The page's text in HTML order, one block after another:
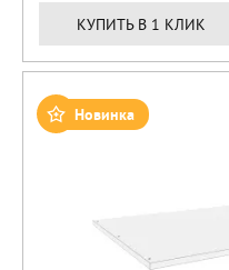
КУПИТЬ В 1 КЛИК
Новинка